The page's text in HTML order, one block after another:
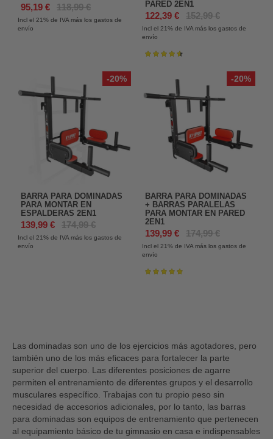
95,19 € 118,99 €
Incl el 21% de IVA más los gastos de
envío
PARED 2EN1
122,39 € 152,99 €
Incl el 21% de IVA más los gastos de
envío
Valoración:
-20%
BARRA PARA DOMINADAS
PARA MONTAR EN
ESPALDERAS 2EN1
139,99 € 174,99 €
Incl el 21% de IVA más los gastos de
envío
-20%
BARRA PARA DOMINADAS
+ BARRAS PARALELAS
PARA MONTAR EN PARED
2EN1
139,99 € 174,99 €
Incl el 21% de IVA más los gastos de
envío
Valoración:
Las dominadas son uno de los ejercicios más agotadores, pero
también uno de los más eficaces para fortalecer la parte
superior del cuerpo. Las diferentes posiciones de agarre
permiten el entrenamiento de diferentes grupos y el desarrollo
musculares específico. Trabajas con tu propio peso sin
necesidad de accesorios adicionales, por lo tanto, las barras
para dominadas son equipos de entrenamiento que pertenecen
al equipamiento básico de tu gimnasio en casa e indispensables